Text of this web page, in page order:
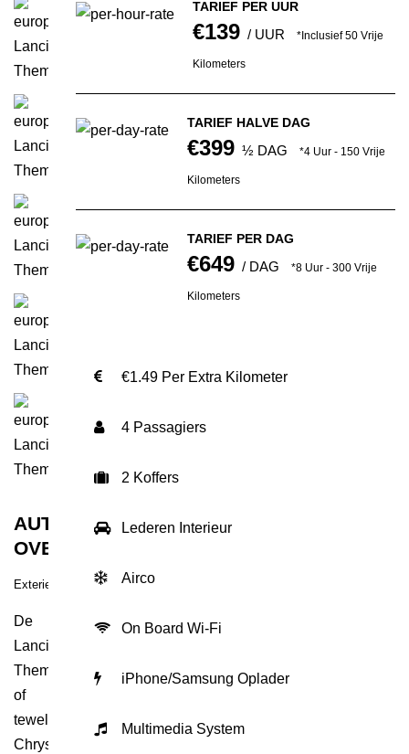
TARIEF PER UUR
€139 / UUR *Inclusief 50 Vrije
Kilometers
TARIEF HALVE DAG
€399 ½ DAG *4 Uur - 150 Vrije
Kilometers
TARIEF PER DAG
€649 / DAG *8 Uur - 300 Vrije
Kilometers
€1.49 Per Extra Kilometer
4 Passagiers
2 Koffers
Lederen Interieur
Airco
On Board Wi-Fi
iPhone/Samsung Oplader
Multimedia System
AUTO
OVERZICHT
Exterieur
De
Lancia
Thema
of
tewel
Chrysler